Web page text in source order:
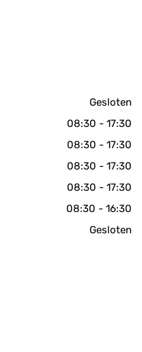
Gesloten
08:30 - 17:30
08:30 - 17:30
08:30 - 17:30
08:30 - 17:30
08:30 - 16:30
Gesloten